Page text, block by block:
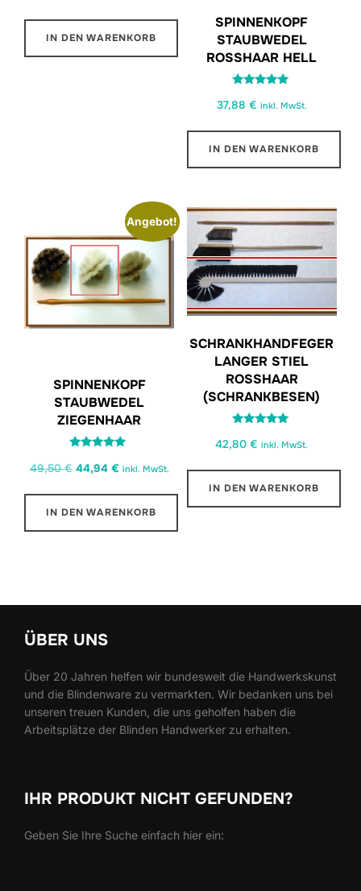
war:
ist:
IN DEN WARENKORB
SPINNENKOPF
STAUBWEDEL
ROSSHAAR HELL
mit
37,88 € inkl. MwSt.
IN DEN WARENKORB
Angebot!
SPINNENKOPF
STAUBWEDEL
ZIEGENHAAR
mit
49,50€ Ursprünglicher
war:
44,94 €Aktueller
ist:
inkl. MwSt.
IN DEN WARENKORB
SCHRANKHANDFEGER
LANGER STIEL
ROSSHAAR
(SCHRANKBESEN)
mit
42,80€ inkl. MwSt.
IN DEN WARENKORB
ÜBER UNS
Über 20 Jahren helfen wir bundesweit die Handwerkskunst
und die Blindenware zu vermarkten. Wir bedanken uns bei
unseren treuen Kunden, die uns geholfen haben die
Arbeitsplätze der Blinden Handwerker zu erhalten.
IHR PRODUKT NICHT GEFUNDEN?
Geben Sie Ihre Suche einfach hier ein: